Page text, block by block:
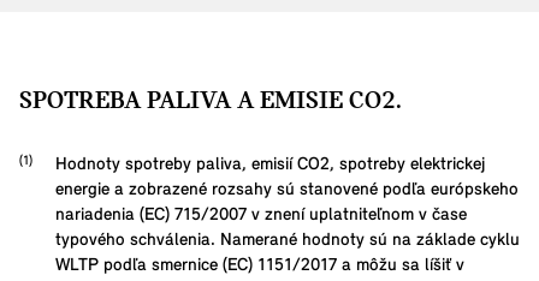
SPOTREBA PALIVA A EMISIE CO2.
Hodnoty spotreby paliva, emisií CO2, spotreby elektrickej
energie a zobrazené rozsahy sú stanovené podľa európskeho
nariadenia (EC) 715/2007 v znení uplatniteľnom v čase
typového schválenia. Namerané hodnoty sú na základe cyklu
WLTP podľa smernice (EC) 1151/2017 a môžu sa líšiť v